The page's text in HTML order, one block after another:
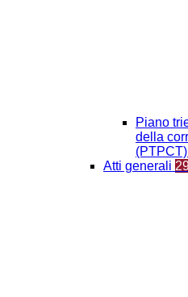
Piano
della
(PTPCT)
Atti generali